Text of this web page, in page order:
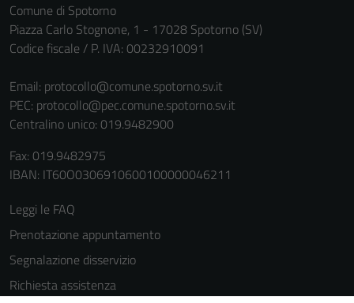
Comune di Spotorno
Piazza Carlo Stognone, 1 - 17028 Spotorno (SV)
Codice fiscale / P. IVA: 00232910091
Email: protocollo@comune.spotorno.sv.it
PEC: protocollo@pec.comune.spotorno.sv.it
Centralino unico: 019.9482900
Fax: 019.9482975
IBAN: IT60O0306910600100000046211
Leggi le FAQ
Prenotazione appuntamento
Segnalazione disservizio
Richiesta assistenza
Tecnici
funzionamento
non raccolgono